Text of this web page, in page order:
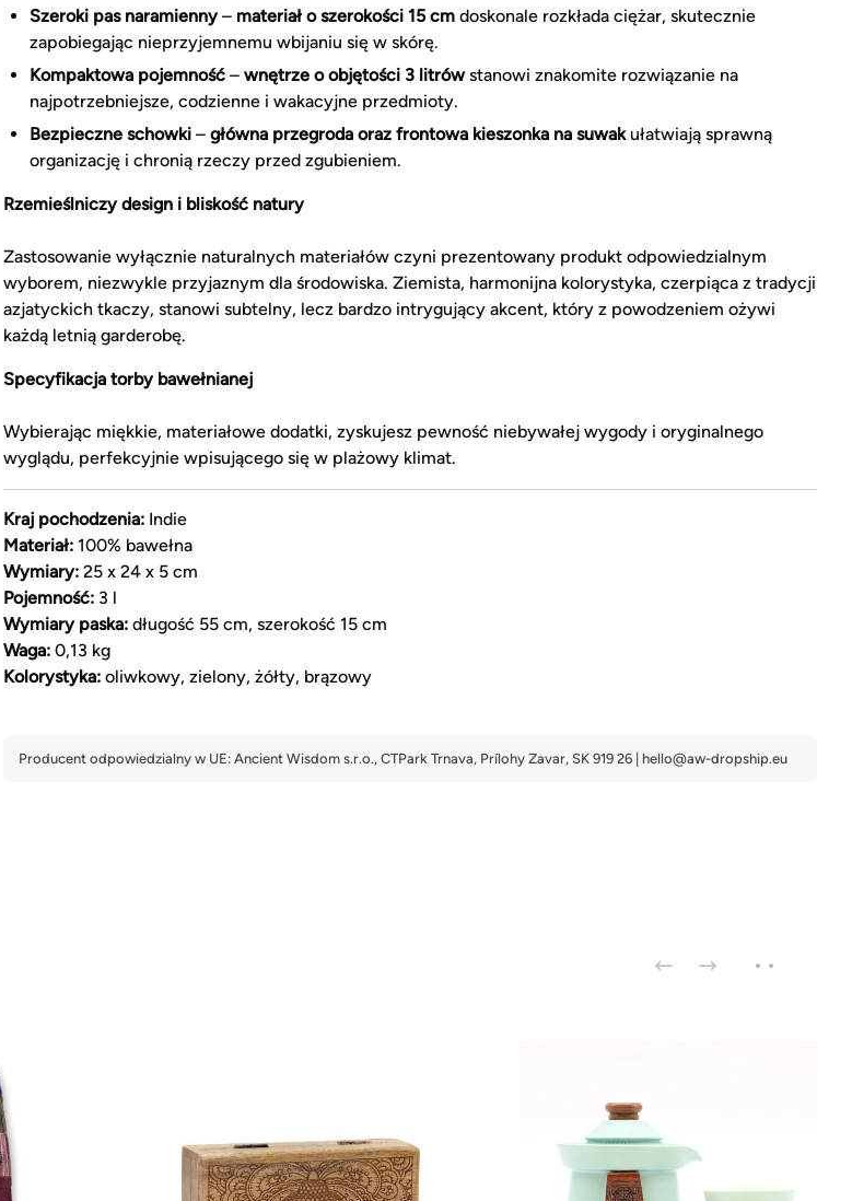
Szeroki pas naramienny– materiał o szerokości 15 cm doskonale rozkłada ciężar, skutecznie
zapobiegając nieprzyjemnemu wbijaniu się w skórę.
Kompaktowa pojemność – wnętrze o objętości 3 litrówstanowi znakomite rozwiązanie na
najpotrzebniejsze, codzienne i wakacyjne przedmioty.
Bezpieczne schowki – główna przegroda oraz frontowa kieszonka na suwakułatwiają sprawną
organizację i chronią rzeczy przed zgubieniem.
Rzemieślniczy design i bliskość natury
Zastosowanie wyłącznie naturalnych materiałów czyni prezentowany produkt odpowiedzialnym
wyborem, niezwykle przyjaznym dla środowiska. Ziemista, harmonijna kolorystyka, czerpiąca z tradycji
azjatyckich tkaczy, stanowi subtelny, lecz bardzo intrygujący akcent, który z powodzeniem ożywi
każdą letnią garderobę.
Specyfikacja torby bawełnianej
Wybierając miękkie, materiałowe dodatki, zyskujesz pewność niebywałej wygody i oryginalnego
wyglądu, perfekcyjnie wpisującego się w plażowy klimat.
Kraj pochodzenia: Indie
Materiał: 100% bawełna
Wymiary: 25 x 24 x 5 cm
Pojemność: 3 l
Wymiary paska: długość 55 cm, szerokość 15 cm
Waga: 0,13 kg
Kolorystyka: oliwkowy, zielony, żółty, brązowy